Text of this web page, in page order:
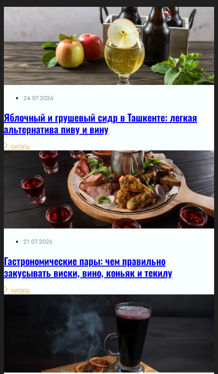
24.07.2026
Яблочный и грушевый сидр в Ташкенте: легкая
альтернатива пиву и вину
читать
21.07.2026
Гастрономические пары: чем правильно
закусывать виски, вино, коньяк и текилу
читать